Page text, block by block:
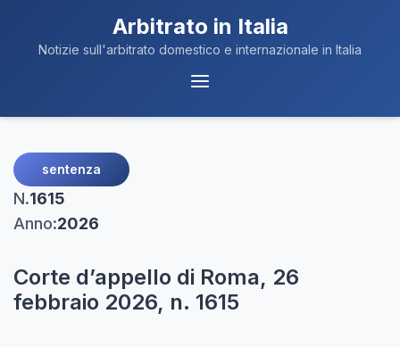
Arbitrato in Italia
Notizie sull'arbitrato domestico e internazionale in Italia
Menu
sentenza
N.1615
Anno:2026
Corte d’appello di Roma, 26
febbraio 2026, n. 1615